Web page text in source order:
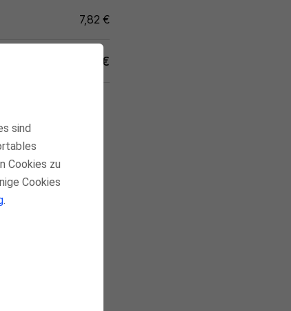
7,82 €
49,00 €
sind
Cookies zu
Cookies
.